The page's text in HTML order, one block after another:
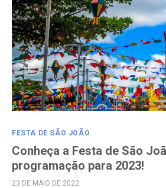
FESTA DE SÃO JOÃO
Conheça a Festa de São
programação para 2023!
POSTED
23 DE MAIO DE 2022